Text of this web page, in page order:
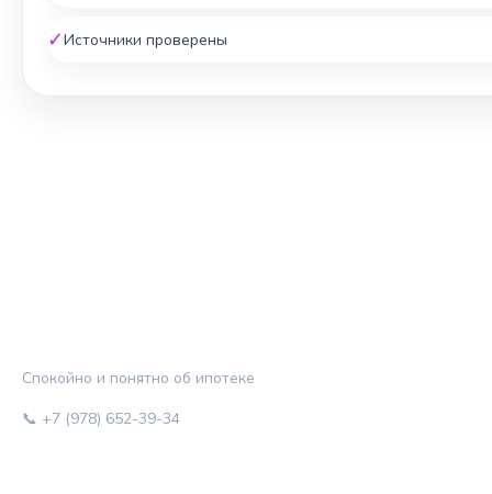
✓Источники проверены
Спокойно и понятно об ипотеке
📞 +7 (978) 652-39-34